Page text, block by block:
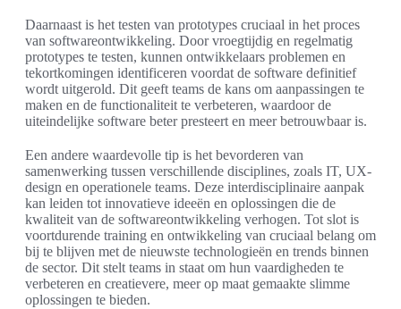
Daarnaast is het testen van prototypes cruciaal in het proces
van softwareontwikkeling. Door vroegtijdig en regelmatig
prototypes te testen, kunnen ontwikkelaars problemen en
tekortkomingen identificeren voordat de software definitief
wordt uitgerold. Dit geeft teams de kans om aanpassingen te
maken en de functionaliteit te verbeteren, waardoor de
uiteindelijke software beter presteert en meer betrouwbaar is.
Een andere waardevolle tip is het bevorderen van
samenwerking tussen verschillende disciplines, zoals IT, UX-
design en operationele teams. Deze interdisciplinaire aanpak
kan leiden tot innovatieve ideeën en oplossingen die de
kwaliteit van de softwareontwikkeling verhogen. Tot slot is
voortdurende training en ontwikkeling van cruciaal belang om
bij te blijven met de nieuwste technologieën en trends binnen
de sector. Dit stelt teams in staat om hun vaardigheden te
verbeteren en creatievere, meer op maat gemaakte slimme
oplossingen te bieden.